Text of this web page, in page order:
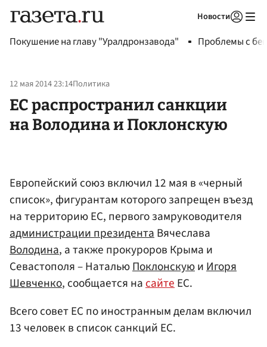
Новости
Покушение на главу "Уралдронзавода" Проблемы с
12 мая 2014 23:14Политика
ЕС распространил санкции
на Володина и Поклонскую
Европейский союз включил 12 мая в «черный
список», фигурантам которого запрещен въезд
на территорию ЕС, первого замруководителя
администрации президентаВячеслава
Володина, а также прокуроров Крыма и
Севастополя – НатальюПоклонскуюиИгоря
Шевченко, сообщается насайтеЕС.
Всего совет ЕС по иностранным делам включил
13 человек в список санкций ЕС.